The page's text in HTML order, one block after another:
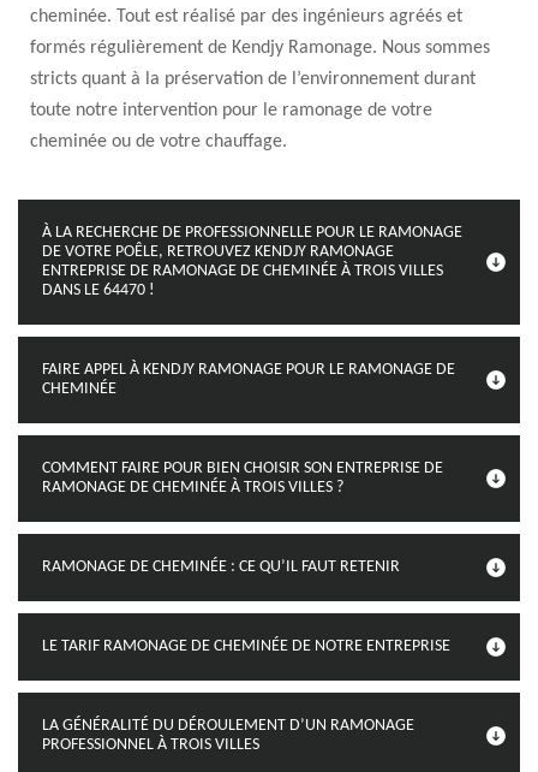
cheminée. Tout est réalisé par des ingénieurs agréés et
formés régulièrement de Kendjy Ramonage. Nous sommes
stricts quant à la préservation de l’environnement durant
toute notre intervention pour le ramonage de votre
cheminée ou de votre chauffage.
À LA RECHERCHE DE PROFESSIONNELLE POUR LE RAMONAGE
DE VOTRE POÊLE, RETROUVEZ KENDJY RAMONAGE
ENTREPRISE DE RAMONAGE DE CHEMINÉE À TROIS VILLES
DANS LE 64470 !
FAIRE APPEL À KENDJY RAMONAGE POUR LE RAMONAGE DE
CHEMINÉE
COMMENT FAIRE POUR BIEN CHOISIR SON ENTREPRISE DE
RAMONAGE DE CHEMINÉE À TROIS VILLES ?
RAMONAGE DE CHEMINÉE : CE QU’IL FAUT RETENIR
LE TARIF RAMONAGE DE CHEMINÉE DE NOTRE ENTREPRISE
LA GÉNÉRALITÉ DU DÉROULEMENT D’UN RAMONAGE
PROFESSIONNEL À TROIS VILLES